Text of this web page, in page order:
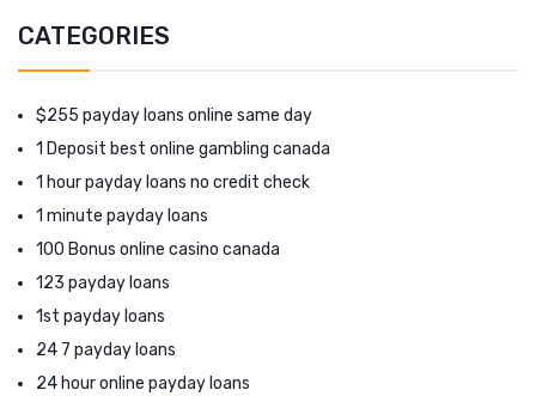
CATEGORIES
$255 payday loans online same day
1 Deposit best online gambling canada
1 hour payday loans no credit check
1 minute payday loans
100 Bonus online casino canada
123 payday loans
1st payday loans
24 7 payday loans
24 hour online payday loans